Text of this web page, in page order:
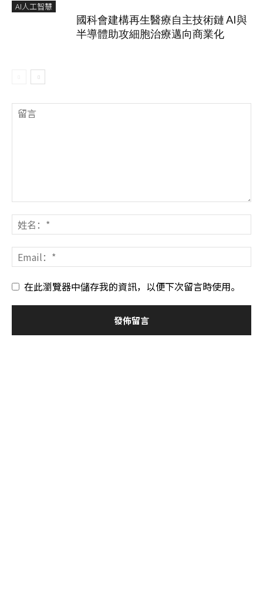
AI人工智慧
國科會建構再生醫療自主技術鏈 AI與
半導體助攻細胞治療邁向商業化
在此瀏覽器中儲存我的資訊，以便下次留言時使用。